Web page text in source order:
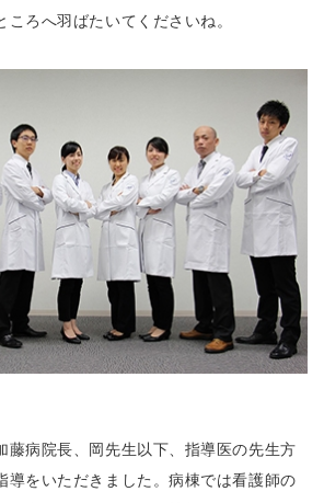
ころへ羽ばたいてくださいね。
藤病院長、岡先生以下、指導医の先生方
導をいただきました。病棟では看護師の